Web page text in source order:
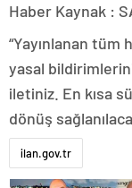
Haber Kaynak :
“Yayınlanan
yasal
iletiniz. En kısa
dönüş
ilan.gov.tr